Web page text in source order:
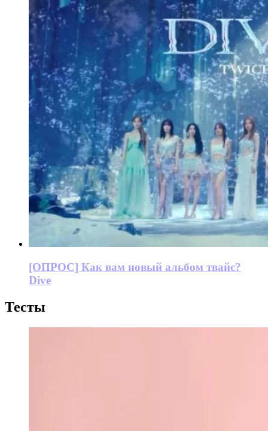
[ОПРОС] Как вам новый альбом твайс?
Dive
Тесты